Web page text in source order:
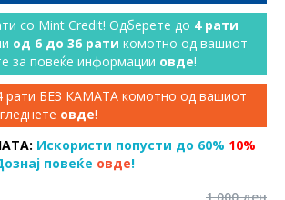
со Mint Credit! Одберете до 4 рати
од 6 до 36 рати комотно од вашиот
за повеќе информации овде!
рати БЕЗ КАМАТА комотно од вашиот
овде!
Искористи попусти до 60% 10%
повеќе овде!